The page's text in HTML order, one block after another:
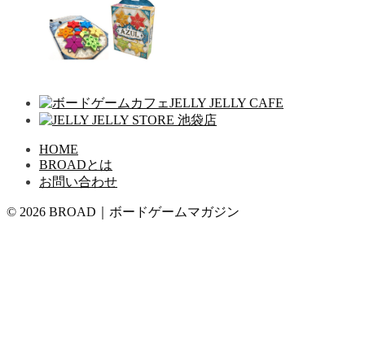
HOME
BROADとは
お問い合わせ
© 2026 BROAD｜ボードゲームマガジン